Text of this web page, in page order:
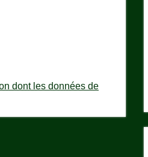
dont les données de